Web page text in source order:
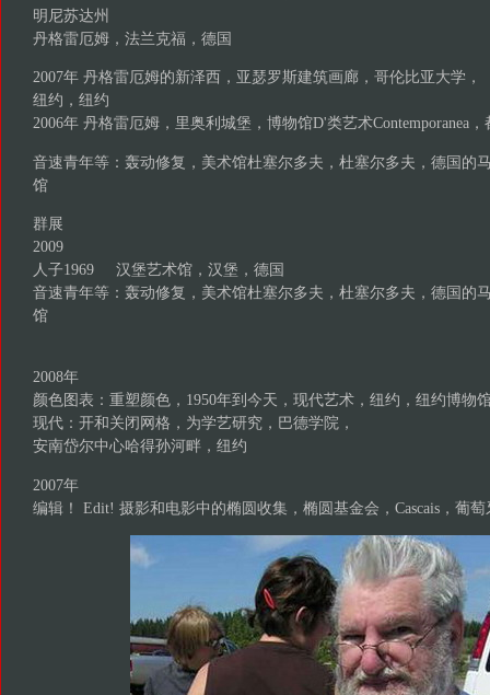
明尼苏达州
丹格雷厄姆，法兰克福，德国
2007年 丹格雷厄姆的新泽西，亚瑟罗斯建筑画廊，哥伦比亚大学，
纽约，纽约
2006年 丹格雷厄姆，里奥利城堡，博物馆D'类艺术Contemporanea
音速青年等：轰动修复，美术馆杜塞尔多夫，杜塞尔多夫，德国的
馆
群展
2009
人子1969 汉堡艺术馆，汉堡，德国
音速青年等：轰动修复，美术馆杜塞尔多夫，杜塞尔多夫，德国的
馆
2008年
颜色图表：重塑颜色，1950年到今天，现代艺术，纽约，纽约博物
现代：开和关闭网格，为学艺研究，巴德学院，
安南岱尔中心哈得孙河畔，纽约
2007年
编辑！ Edit! 摄影和电影中的椭圆收集，椭圆基金会，Cascais，葡萄